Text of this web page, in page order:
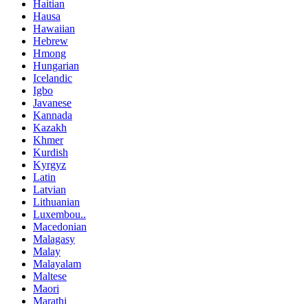
Haitian
Hausa
Hawaiian
Hebrew
Hmong
Hungarian
Icelandic
Igbo
Javanese
Kannada
Kazakh
Khmer
Kurdish
Kyrgyz
Latin
Latvian
Lithuanian
Luxembou..
Macedonian
Malagasy
Malay
Malayalam
Maltese
Maori
Marathi